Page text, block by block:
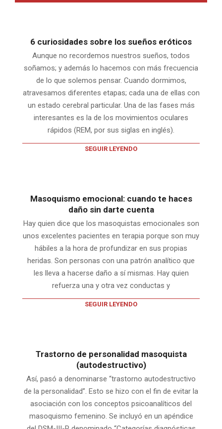
6 curiosidades sobre los sueños eróticos
Aunque no recordemos nuestros sueños, todos
soñamos; y además lo hacemos con más frecuencia
de lo que solemos pensar. Cuando dormimos,
atravesamos diferentes etapas; cada una de ellas con
un estado cerebral particular. Una de las fases más
interesantes es la de los movimientos oculares
rápidos (REM, por sus siglas en inglés).
SEGUIR LEYENDO
Masoquismo emocional: cuando te haces
daño sin darte cuenta
Hay quien dice que los masoquistas emocionales son
unos excelentes pacientes en terapia porque son muy
hábiles a la hora de profundizar en sus propias
heridas. Son personas con una patrón analítico que
les lleva a hacerse daño a sí mismas. Hay quien
refuerza una y otra vez conductas y
SEGUIR LEYENDO
Trastorno de personalidad masoquista
(autodestructivo)
Así, pasó a denominarse “trastorno autodestructivo
de la personalidad”. Esto se hizo con el fin de evitar la
asociación con los conceptos psicoanalíticos del
masoquismo femenino. Se incluyó en un apéndice